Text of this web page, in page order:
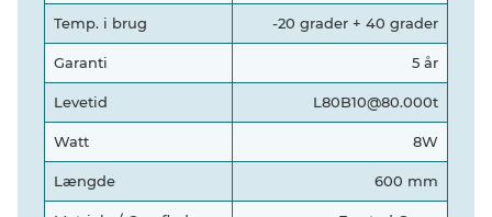
Temp. i brug -20 grader + 40 grader
Garanti 5 år
Levetid L80B10@80.000t
Watt 8W
Længde 600 mm